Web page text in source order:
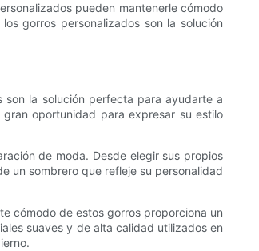
pueden mantenerle cómodo
gorros personalizados son la solución
la solución perfecta para ayudarte a
oportunidad para expresar su estilo
de moda. Desde elegir sus propios
un sombrero que refleje su personalidad
cómodo de estos gorros proporciona un
suaves y de alta calidad utilizados en